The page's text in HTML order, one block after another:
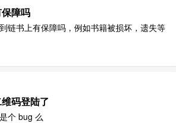
障吗
链书上有保障吗，例如书籍被损坏，遗失等
码登陆了
个 bug 么